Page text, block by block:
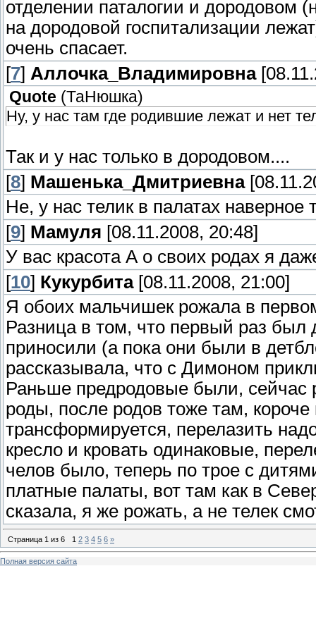
отделении паталогии и дородовом
на дородовой госпитализации
очень спасает.
[7] Аллочка_Владимировна
Quote (ТаНюшка)
Ну, у нас там где родившие лежат и нет
Так и у нас только в дородовом....
[8] Машенька_Дмитриевна
Не, у нас телик в палатах
[9] Мамуля [08.11.2008, 20:48]
У вас красота А о своих родах я
[10] Кукурбита[08.11.2008, 21:00]
Я обоих мальчишек рожала в
Разница в том, что первый раз был
приносили (а пока они были в
рассказывала, что с Димоном
Раньше предродовые были, сейчас
роды, после родов тоже там, короче
трансформируется, перелазить
кресло и кровать одинаковые,
челов было, теперь по трое с
платные палаты, вот там как в
сказала, я же рожать, а не телек
Страница 1 из 6 1 2 3 4 5 6 »
Полная версия сайта